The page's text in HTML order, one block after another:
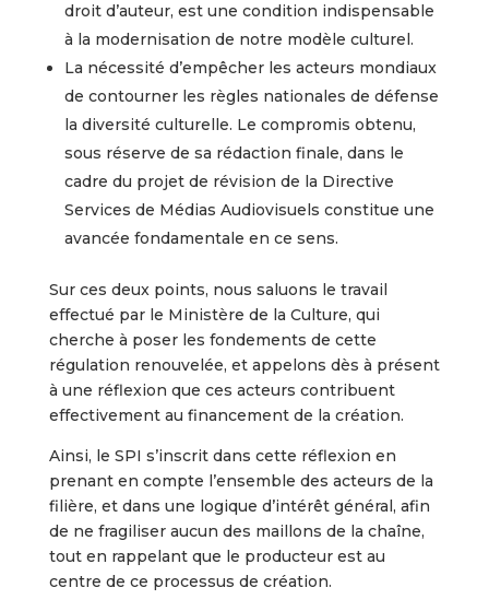
droit d’auteur, est une condition indispensable
à la modernisation de notre modèle culturel.
La nécessité d’empêcher les acteurs mondiaux
de contourner les règles nationales de défense
la diversité culturelle. Le compromis obtenu,
sous réserve de sa rédaction finale, dans le
cadre du projet de révision de la Directive
Services de Médias Audiovisuels constitue une
avancée fondamentale en ce sens.
Sur ces deux points, nous saluons le travail
effectué par le Ministère de la Culture, qui
cherche à poser les fondements de cette
régulation renouvelée, et appelons dès à présent
à une réflexion que ces acteurs contribuent
effectivement au financement de la création.
Ainsi, le SPI s’inscrit dans cette réflexion en
prenant en compte l’ensemble des acteurs de la
filière, et dans une logique d’intérêt général, afin
de ne fragiliser aucun des maillons de la chaîne,
tout en rappelant que le producteur est au
centre de ce processus de création.